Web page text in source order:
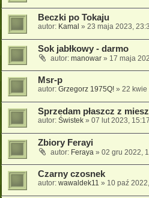
Beczki po Tokaju
autor: Kamal » 23 maja 2023,
Sok jabłkowy - darmo
autor: manowar» 17 maja
Msr-p
autor: Grzegorz 1975Q!» 22 kwie
Sprzedam płaszcz z
autor: Świstek» 07 lut 2023,
Zbiory Ferayi
autor: Feraya » 02 gru 2022,
Czarny czosnek
autor: wawaldek11 » 10 paź